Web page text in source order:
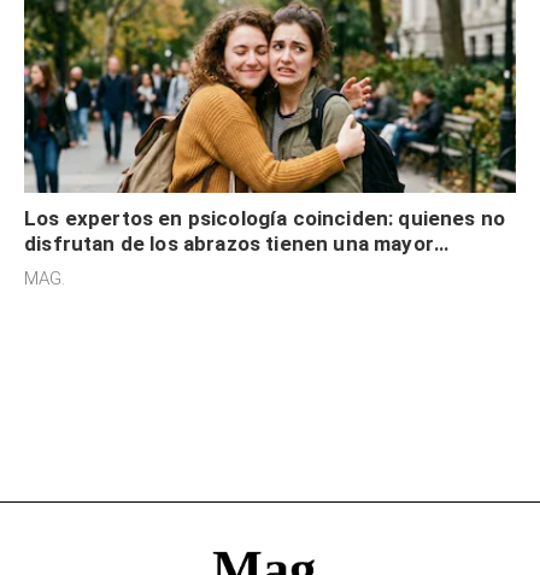
Los expertos en psicología coinciden: quienes no
disfrutan de los abrazos tienen una mayor
sensibilidad a los estímulos físicos y no es por
MAG.